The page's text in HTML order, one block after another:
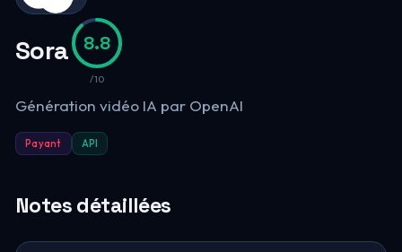
Sora 8.8
/10
Génération vidéo IA par OpenAI
Payant API
Notes détaillées